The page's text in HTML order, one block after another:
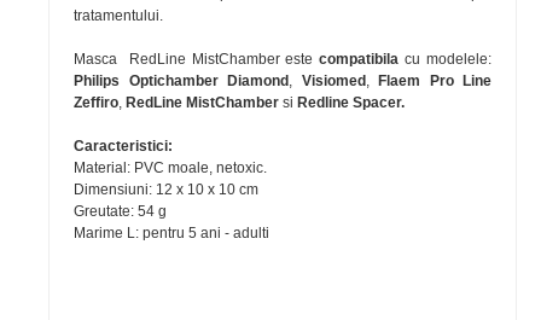
tratamentului.
Masca RedLine MistChamber estecompatibila cu modelele:
Philips Optichamber Diamond , Visiomed ,
Flaem Pro Line
Zeffiro, RedLine MistChamber si Redline Spacer.
Caracteristici:
Material: PVC moale, netoxic.
Dimensiuni: 12 x 10 x 10 cm
Greutate: 54 g
Marime L: pentru 5 ani - adulti